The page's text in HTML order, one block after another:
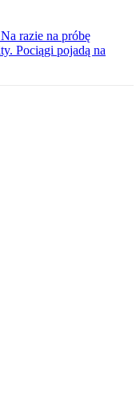
razie na próbę
Pociągi pojadą na